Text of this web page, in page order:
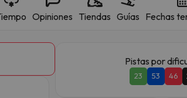
Opiniones Tiendas Guías Fechas
Pistas por
23 53 46